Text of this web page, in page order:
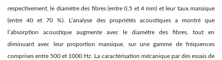
respectivement, le diamètre des fibres (entre 0,5 et 4 mm) et leur taux massique
(entre 40 et 70 %). L’analyse des propriétés acoustiques a montré que
l’absorption acoustique augmente avec le diamètre des fibres, tout en
diminuant avec leur proportion massique, sur une gamme de fréquences
comprises entre 500 et 1000 Hz. La caractérisation mécanique par des essais de